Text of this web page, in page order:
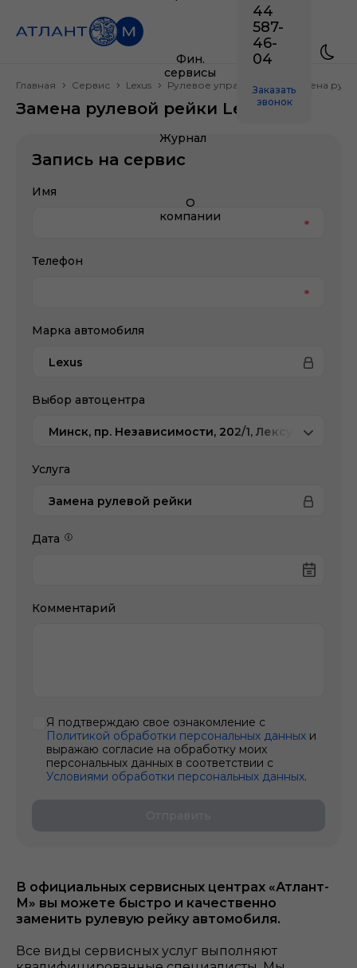
Фин.
сервисы
Журнал
О
компании
44
587-
46-
04
Заказать
звонок
Главная Сервис Lexus Рулевое управление Замена
Замена рулевой рейки Lexus
В официальных сервисных центрах «Атлант-
М» вы можете быстро и качественно
заменить рулевую рейку автомобиля.
Все виды сервисных услуг выполняют
Запись на сервис
Имя
Телефон
Марка автомобиля
Lexus
Выбор автоцентра
Минск, пр. Независимости, 202/1, Лексус-Минск
Услуга
Замена рулевой рейки
Дата
Комментарий
Я подтверждаю свое ознакомление с
Политикой обработки персональных данных и
выражаю согласие на обработку моих
персональных данных в соответствии с
Условиями обработки персональных данных.